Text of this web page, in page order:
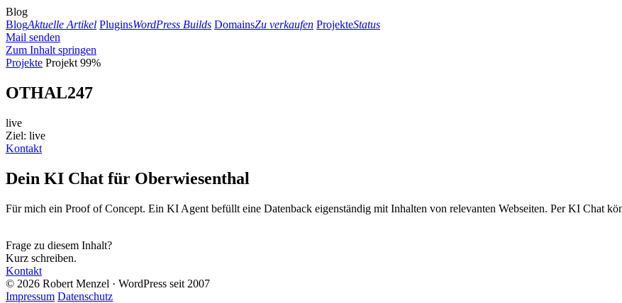
Blog
BlogAktuelle Artikel PluginsWordPress Builds DomainsZu verkaufen ProjekteStatus
Mail senden
Zum Inhalt springen
Projekte Projekt 99%
OTHAL247
live
Ziel: live
Kontakt
Dein KI Chat für Oberwiesenthal
Für mich ein Proof of Concept. Ein KI Agent befüllt eine Datenback eigenständig mit Inhalten von relevanten Webseiten. Per KI Chat
Frage zu diesem Inhalt?
Kurz schreiben.
Kontakt
© 2026 Robert Menzel · WordPress seit 2007
Impressum Datenschutz